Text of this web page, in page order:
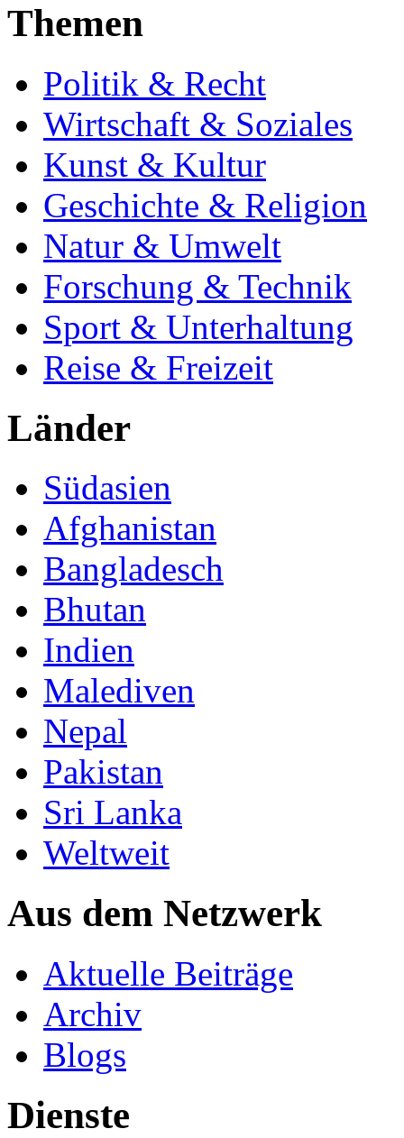
Themen
Politik & Recht
Wirtschaft & Soziales
Kunst & Kultur
Geschichte & Religion
Natur & Umwelt
Forschung & Technik
Sport & Unterhaltung
Reise & Freizeit
Länder
Südasien
Afghanistan
Bangladesch
Bhutan
Indien
Malediven
Nepal
Pakistan
Sri Lanka
Weltweit
Aus dem Netzwerk
Aktuelle Beiträge
Archiv
Blogs
Dienste